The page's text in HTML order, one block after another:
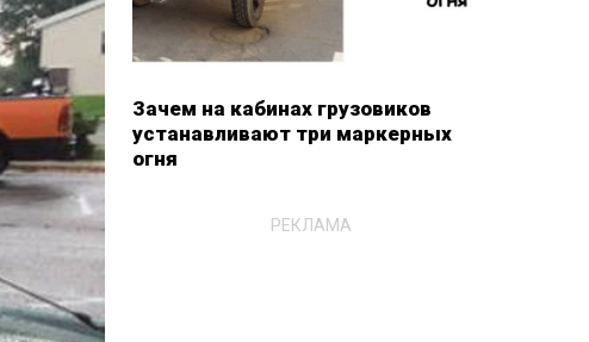
Зачем на кабинах грузовиков
устанавливают три маркерных
огня
РЕКЛАМА